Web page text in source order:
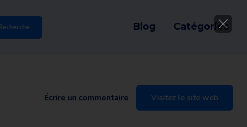
Blog Catégories
Visitez le site web
Écrire un commentaire